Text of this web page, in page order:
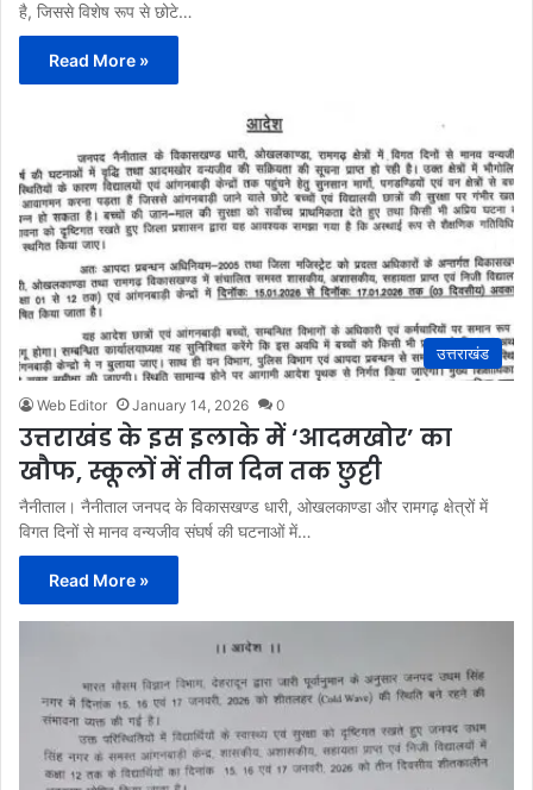
है, जिससे विशेष रूप से छोटे…
Read More »
उत्तराखंड
Web Editor January 14, 2026 0
उत्तराखंड के इस इलाके में ‘आदमखोर’ का
खौफ, स्कूलों में तीन दिन तक छुट्टी
नैनीताल। नैनीताल जनपद के विकासखण्ड धारी, ओखलकाण्डा और रामगढ़ क्षेत्रों में
विगत दिनों से मानव वन्यजीव संघर्ष की घटनाओं में…
Read More »